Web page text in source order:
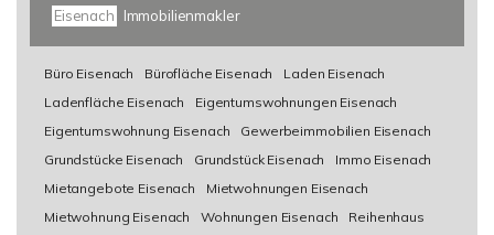
Eisenach Immobilienmakler
Büro Eisenach Bürofläche Eisenach
Laden Eisenach
Ladenfläche Eisenach
Eigentumswohnungen Eisenach
Eigentumswohnung Eisenach
Gewerbeimmobilien Eisenach
Grundstücke Eisenach
Grundstück Eisenach
Immo Eisenach
Mietangebote Eisenach
Mietwohnungen Eisenach
Mietwohnung Eisenach
Wohnungen Eisenach
Reihenhaus